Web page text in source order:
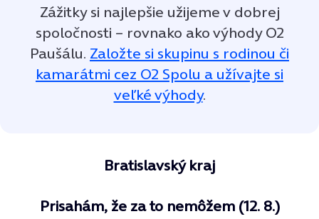
Zážitky si najlepšie užijeme v dobrej
spoločnosti – rovnako ako výhody O2
Paušálu. Založte si skupinu s rodinou či
kamarátmi cez O2 Spolu a užívajte si
veľké výhody.
Bratislavský kraj
Prisahám, že za to nemôžem (12. 8.)